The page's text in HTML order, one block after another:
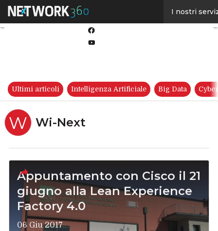
I nostri
Ultimi articoli Intelligenza Artificiale Big Data
W Wi-Next
Appuntamento con Cisco il 21
giugno alla Lean Experience
Factory 4.0
06 Giu 2017